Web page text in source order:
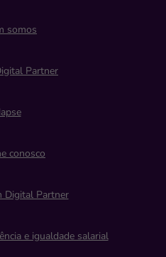
somos
Partner
conosco
Digital Partner
e igualdade salarial